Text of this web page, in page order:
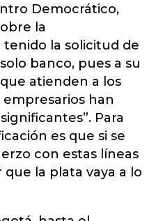
Democrático,
la
la solicitud de
banco, pues a su
atienden a los
han
Para
es que si se
con estas líneas
la plata vaya a lo